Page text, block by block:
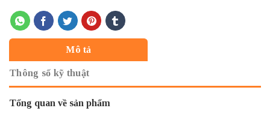
Mô tả
Thông số kỹ thuật
Tổng quan về sản phẩm